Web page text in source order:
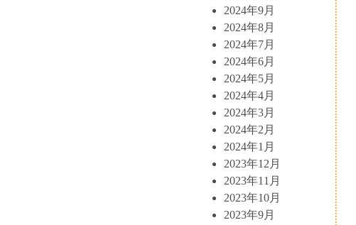
2024年9月
2024年8月
2024年7月
2024年6月
2024年5月
2024年4月
2024年3月
2024年2月
2024年1月
2023年12月
2023年11月
2023年10月
2023年9月